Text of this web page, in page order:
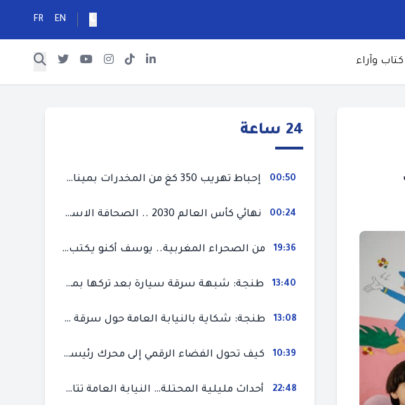
EN
FR
كتاب وآراء
24 ساعة
00:50 إحباط تهريب 350 كغ من المخدرات بميناء طنجة المتوسط
00:24 نهائي كأس العالم 2030 .. الصحافة الاسبانية قلقة من حسم الملف لصالح المغرب و”تتهم رئيس الفيفا”
19:36 من الصحراء المغربية.. يوسف أكنو يكتب عن أزمة سبتة المحتلة ويؤكد ان الهجرة السرية ليست حلا وبناء الوطن هو الخيار الأفضل
13:40 طنجة: شبهة سرقة سيارة بعد تركها بمحل ميكانيك للإصلاح
13:08 طنجة: شكاية بالنيابة العامة حول سرقة سيارة تركها صاحبها بمحل ميكانيك للإصلاح
10:39 كيف تحول الفضاء الرقمي إلى محرك رئيسي لأحداث الهجرة في سبتة؟
22:48 أحداث مليلية المحتلة… النيابة العامة تتابع 50 متورطا في محاولة اقتحام السياح الحدودي بتهم ثقيلة